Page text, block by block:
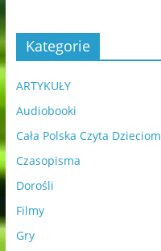
Kategorie
ARTYKUŁY
Audiobooki
Cała Polska Czyta Dzieciom
Czasopisma
Dorośli
Filmy
Gry